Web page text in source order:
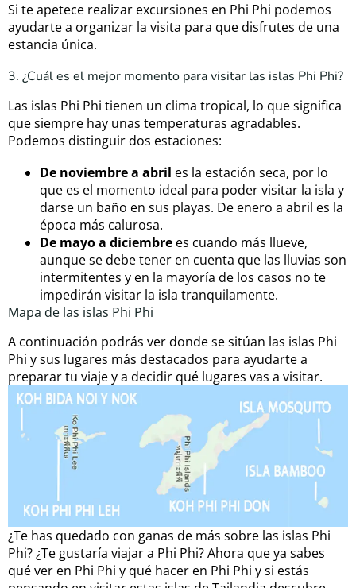
Si te apetece realizar excursiones en Phi Phi podemos
ayudarte a organizar la visita para que disfrutes de una
estancia única.
3. ¿Cuál es el mejor momento para visitar las islas Phi Phi?
Las islas Phi Phi tienen un clima tropical, lo que significa
que siempre hay unas temperaturas agradables.
Podemos distinguir dos estaciones:
De noviembre a abril es la estación seca, por lo
que es el momento ideal para poder visitar la isla y
darse un baño en sus playas. De enero a abril es la
época más calurosa.
De mayo a diciembre es cuando más llueve,
aunque se debe tener en cuenta que las lluvias son
intermitentes y en la mayoría de los casos no te
impedirán visitar la isla tranquilamente.
Mapa de las islas Phi Phi
A continuación podrás ver donde se sitúan las islas Phi
Phi y sus lugares más destacados para ayudarte a
preparar tu viaje y a decidir qué lugares vas a visitar.
¿Te has quedado con ganas de más sobre las islas Phi
Phi? ¿Te gustaría viajar a Phi Phi? Ahora que ya sabes
qué ver en Phi Phi y qué hacer en Phi Phi y si estás